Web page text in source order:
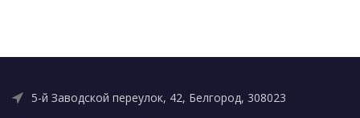
5-й Заводской переулок, 42, Белгород, 308023